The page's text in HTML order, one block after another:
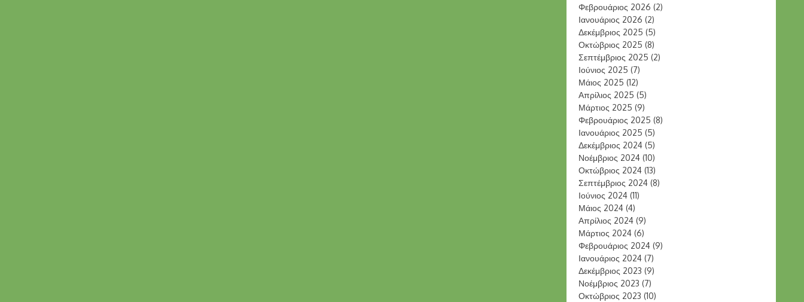
Φεβρουάριος 2026 (2)
Ιανουάριος 2026 (2)
Δεκέμβριος 2025 (5)
Οκτώβριος 2025 (8)
Σεπτέμβριος 2025 (2)
Ιούνιος 2025 (7)
Μάιος 2025 (12)
Απρίλιος 2025 (5)
Μάρτιος 2025 (9)
Φεβρουάριος 2025 (8)
Ιανουάριος 2025 (5)
Δεκέμβριος 2024 (5)
Νοέμβριος 2024 (10)
Οκτώβριος 2024 (13)
Σεπτέμβριος 2024 (8)
Ιούνιος 2024 (11)
Μάιος 2024 (4)
Απρίλιος 2024 (9)
Μάρτιος 2024 (6)
Φεβρουάριος 2024 (9)
Ιανουάριος 2024 (7)
Δεκέμβριος 2023 (9)
Νοέμβριος 2023 (7)
Οκτώβριος 2023 (10)